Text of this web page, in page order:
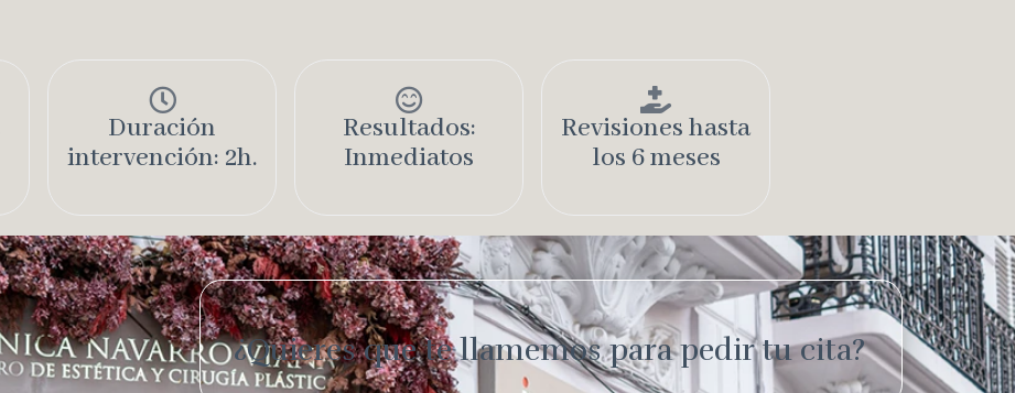
Duración
intervención: 2h.
Resultados:
Inmediatos
Revisiones hasta
los 6 meses
¿Quieres que te llamemos para pedir tu cita?